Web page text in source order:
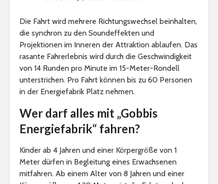
Die Fahrt wird mehrere Richtungswechsel beinhalten,
die synchron zu den Soundeffekten und
Projektionen im Inneren der Attraktion ablaufen. Das
rasante Fahrerlebnis wird durch die Geschwindigkeit
von 14 Runden pro Minute im 15-Meter-Rondell
unterstrichen. Pro Fahrt können bis zu 60 Personen
in der Energiefabrik Platz nehmen.
Wer darf alles mit „Gobbis
Energiefabrik“ fahren?
Kinder ab 4 Jahren und einer Körpergröße von 1
Meter dürfen in Begleitung eines Erwachsenen
mitfahren. Ab einem Alter von 8 Jahren und einer